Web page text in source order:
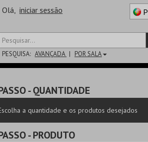
Olá, iniciar sessão
PESQUISA: AVANÇADA POR SALA
- QUANTIDADE
a quantidade e os produtos desejados
- PRODUTO